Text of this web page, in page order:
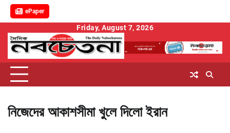
ePaper
content
Friday, August 7, 2026
নিজেদের আকাশসীমা খুলে দিলো ইরান